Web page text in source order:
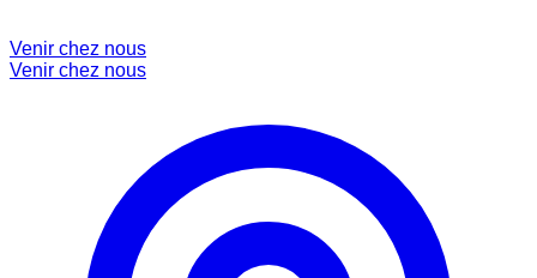
Venir chez nous
Venir chez nous